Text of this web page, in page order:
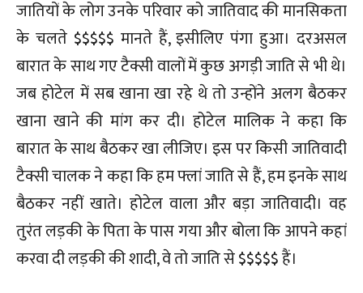
जातियों के लोग उनके परिवार को जातिवाद की मानसिकता
के चलते $$$$$ मानते हैं, इसीलिए पंगा हुआ। दरअसल
बारात के साथ गए टैक्सी वालों में कुछ अगड़ी जाति से भी थे।
जब होटेल में सब खाना खा रहे थे तो उन्होंने अलग बैठकर
खाना खाने की मांग कर दी। होटेल मालिक ने कहा कि
बारात के साथ बैठकर खा लीजिए। इस पर किसी जातिवादी
टैक्सी चालक ने कहा कि हम फ्लां जाति से हैं, हम इनके साथ
बैठकर नहीं खाते। होटेल वाला और बड़ा जातिवादी। वह
तुरंत लड़की के पिता के पास गया और बोला कि आपने कहां
करवा दी लड़की की शादी, वे तो जाति से $$$$$ हैं।